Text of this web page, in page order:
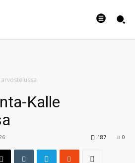
Kalle
0
187